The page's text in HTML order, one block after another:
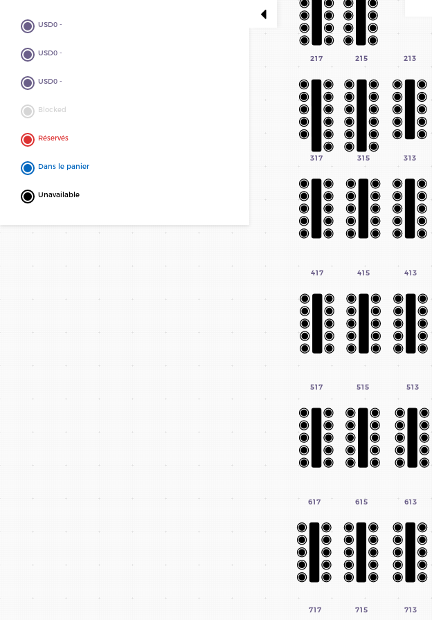
(418) 512-0855
info@quebecissime.com
2795, rue Hocquart, Jonquière, Saguenay (Québec) G7S 1X7
USD0 -
USD0 -
USD0 -
Blocked
Réservés
Dans le panier
Unavailable
213
417 415 413
517 515 513
617 615 613
717 713
317 315 313
217 215
715